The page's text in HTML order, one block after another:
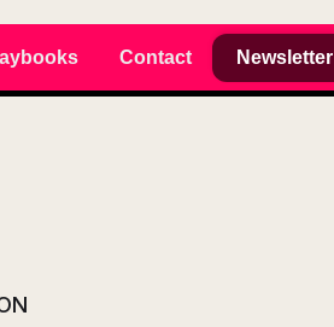
Contact Newsletter